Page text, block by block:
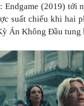
Endgame (2019) tới
suất chiếu khi hai
Án Không Đầu tung